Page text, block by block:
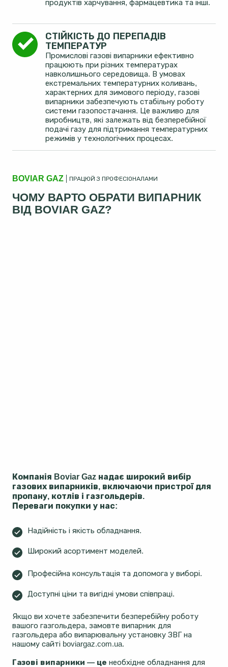
продуктів харчування, фармацевтика та інші.
СТІЙКІСТЬ ДО ПЕРЕПАДІВ
ТЕМПЕРАТУР
Промислові газові випарники ефективно
працюють при різних температурах
навколишнього середовища. В умовах
екстремальних температурних коливань,
характерних для зимового періоду, газові
випарники забезпечують стабільну роботу
системи газопостачання. Це важливо для
виробництв, які залежать від безперебійної
подачі газу для підтримання температурних
режимів у технологічних процесах.
BOVIAR GAZ ПРАЦЮЙ З ПРОФЕСІОНАЛАМИ
ЧОМУ ВАРТО ОБРАТИ ВИПАРНИК
ВІД BOVIAR GAZ?
Компанія Boviar Gaz надає широкий вибір
газових випарників, включаючи пристрої для
пропану, котлів і газгольдерів.
Переваги покупки у нас:
Надійність і якість обладнання.
Широкий асортимент моделей.
Професійна консультація та допомога у виборі.
Доступні ціни та вигідні умови співпраці.
Якщо ви хочете забезпечити безперебійну роботу
вашого газгольдера, замовте випарник для
газгольдера або випарювальну установку ЗВГ на
нашому сайті boviargaz.com.ua.
Газові випарники — це необхідне обладнання для